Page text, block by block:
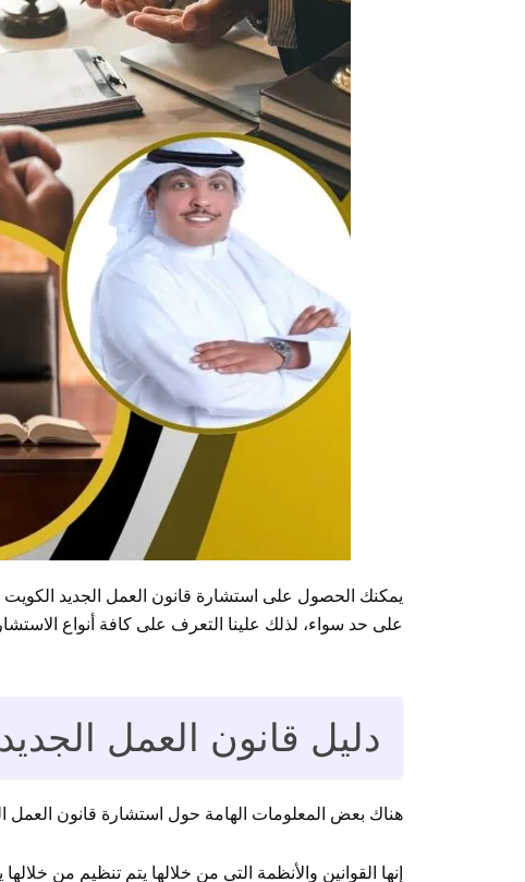
يمكنك الحصول على استشارة قانون العمل الجديد الكويت
على حد سواء، لذلك علينا التعرف على كافة أنواع
دليل قانون العمل
هناك بعض المعلومات الهامة حول استشارة قانون العمل
إنها القوانين والأنظمة التي من خلالها يتم تنظيم من